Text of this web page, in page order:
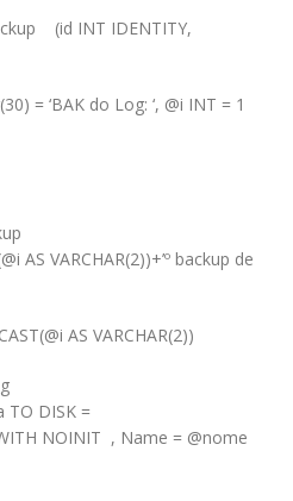
(id INT IDENTITY,
= ‘BAK do Log: ‘, @i INT = 1
AS VARCHAR(2))+’º backup de
AS VARCHAR(2))
TO DISK =
NOINIT , Name = @nome